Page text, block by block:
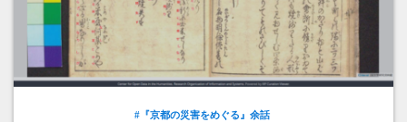
#『京都の災害をめぐる』余話